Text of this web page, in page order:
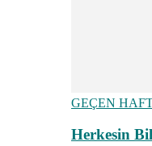
GEÇEN
Herkesin